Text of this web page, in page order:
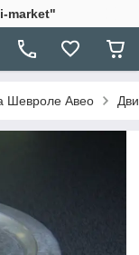
market"
Шевроле Авео